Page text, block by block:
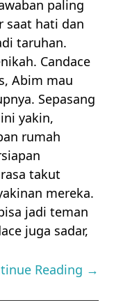
paling
saat hati dan
taruhan.
Candace
Abim mau
Sepasang
yakin,
rumah
takut
mereka.
jadi teman
juga sadar,
Reading →